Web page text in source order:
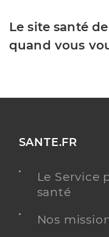
Le site santé
quand vous
SANTE.FR
Le Service
santé
Nos